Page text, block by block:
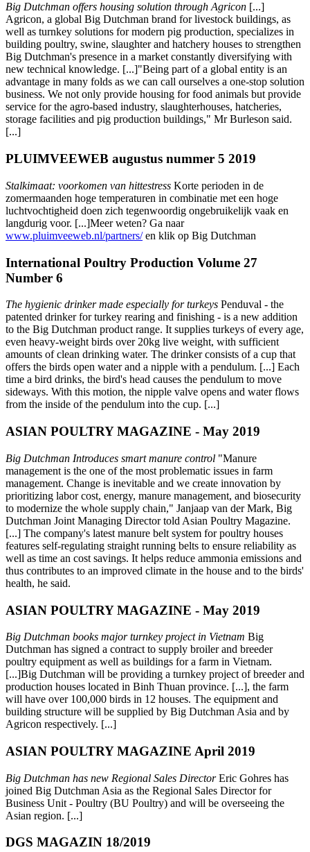
Big Dutchman offers housing solution through Agricon [...]
Agricon, a global Big Dutchman brand for livestock buildings, as
well as turnkey solutions for modern pig production, specializes in
building poultry, swine, slaughter and hatchery houses to strengthen
Big Dutchman's presence in a market constantly diversifying with
new technical knowledge. [...]"Being part of a global entity is an
advantage in many folds as we can call ourselves a one-stop solution
business. We not only provide housing for food animals but provide
service for the agro-based industry, slaughterhouses, hatcheries,
storage facilities and pig production buildings," Mr Burleson said.
[...]
PLUIMVEEWEB augustus nummer 5 2019
Stalkimaat: voorkomen van hittestress Korte perioden in de
zomermaanden hoge temperaturen in combinatie met een hoge
luchtvochtigheid doen zich tegenwoordig ongebruikelijk vaak en
langdurig voor. [...]Meer weten? Ga naar
www.pluimveeweb.nl/partners/en klik op Big Dutchman
International Poultry Production Volume 27
Number 6
The hygienic drinker made especially for turkeys Penduval - the
patented drinker for turkey rearing and finishing - is a new addition
to the Big Dutchman product range. It supplies turkeys of every age,
even heavy-weight birds over 20kg live weight, with sufficient
amounts of clean drinking water. The drinker consists of a cup that
offers the birds open water and a nipple with a pendulum. [...] Each
time a bird drinks, the bird's head causes the pendulum to move
sideways. With this motion, the nipple valve opens and water flows
from the inside of the pendulum into the cup. [...]
ASIAN POULTRY MAGAZINE - May 2019
Big Dutchman Introduces smart manure control "Manure
management is the one of the most problematic issues in farm
management. Change is inevitable and we create innovation by
prioritizing labor cost, energy, manure management, and biosecurity
to modernize the whole supply chain," Janjaap van der Mark, Big
Dutchman Joint Managing Director told Asian Poultry Magazine.
[...] The company's latest manure belt system for poultry houses
features self-regulating straight running belts to ensure reliability as
well as time an cost savings. It helps reduce ammonia emissions and
thus contributes to an improved climate in the house and to the birds'
health, he said.
ASIAN POULTRY MAGAZINE - May 2019
Big Dutchman books major turnkey project in Vietnam Big
Dutchman has signed a contract to supply broiler and breeder
poultry equipment as well as buildings for a farm in Vietnam.
[...]Big Dutchman will be providing a turnkey project of breeder and
production houses located in Binh Thuan province. [...], the farm
will have over 100,000 birds in 12 houses. The equipment and
building structure will be supplied by Big Dutchman Asia and by
Agricon respectively. [...]
ASIAN POULTRY MAGAZINE April 2019
Big Dutchman has new Regional Sales DirectorEric Gohres has
joined Big Dutchman Asia as the Regional Sales Director for
Business Unit - Poultry (BU Poultry) and will be overseeing the
Asian region. [...]
DGS MAGAZIN 18/2019